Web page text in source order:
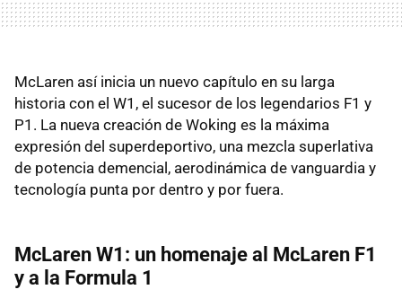
McLaren así inicia un nuevo capítulo en su larga
historia con el W1, el sucesor de los legendarios F1 y
P1. La nueva creación de Woking es la máxima
expresión del superdeportivo, una mezcla superlativa
de potencia demencial, aerodinámica de vanguardia y
tecnología punta por dentro y por fuera.
McLaren W1: un homenaje al McLaren F1
y a la Formula 1